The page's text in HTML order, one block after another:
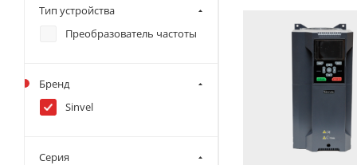
Тип устройства
Преобразователь частоты
Бренд
Sinvel
Серия